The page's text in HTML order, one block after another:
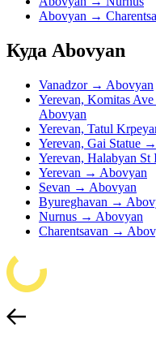
Abovyan →
Куда Abovyan
Vanadzor → Abovyan
Yerevan, Komitas
Abovyan
Yerevan, Tatul
Yerevan, Gai Statue
Yerevan, Halabyan
Yerevan → Abovyan
Sevan → Abovyan
Byureghavan →
Nurnus → Abovyan
Charentsavan →